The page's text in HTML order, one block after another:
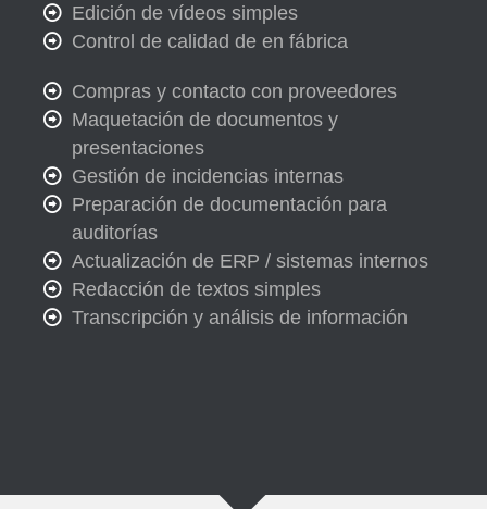
Edición de vídeos simples
Control de calidad de en fábrica
Compras y contacto con proveedores
Maquetación de documentos y
presentaciones
Gestión de incidencias internas
Preparación de documentación para
auditorías
Actualización de ERP / sistemas internos
Redacción de textos simples
Transcripción y análisis de información